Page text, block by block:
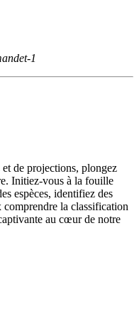
1
et de projections, plongez
Initiez-vous à la fouille
espèces, identifiez des
comprendre la classification
au cœur de notre